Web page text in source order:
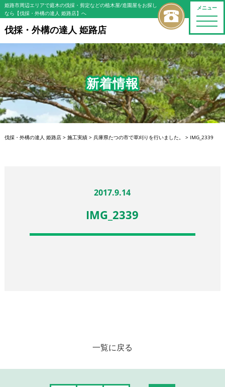
メニュー
toggle
姫路市周辺エリアで庭木の伐採・剪定などの植木屋/造園屋をお探し
なら【伐採・外構の達人 姫路店】へ
伐採・外構の達人 姫路店
新着情報
伐採・外構の達人 姫路店> 施工実績> 兵庫県たつの市で草刈りを行いました。 > IMG_2339
2017.9.14
IMG_2339
一覧に戻る